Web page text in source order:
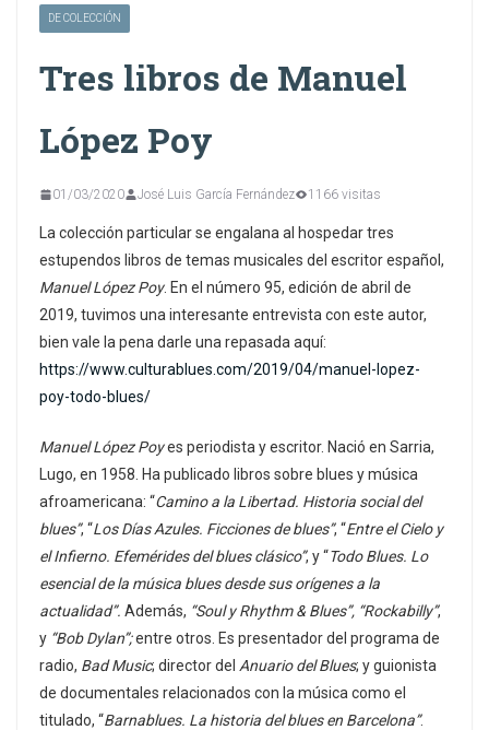
DE COLECCIÓN
Tres libros de Manuel
López Poy
01/03/2020 José Luis García Fernández 1166 visitas
La colección particular se engalana al hospedar tres
estupendos libros de temas musicales del escritor español,
Manuel López Poy. En el número 95, edición de abril de
2019, tuvimos una interesante entrevista con este autor,
bien vale la pena darle una repasada aquí:
https://www.culturablues.com/2019/04/manuel-lopez-
poy-todo-blues/
Manuel López Poyes periodista y escritor. Nació en Sarria,
Lugo, en 1958. Ha publicado libros sobre blues y música
afroamericana: “Camino a la Libertad. Historia social del
blues”, “Los Días Azules. Ficciones de blues”, “Entre el Cielo y
el Infierno. Efemérides del blues clásico”, y “Todo Blues. Lo
esencial de la música blues desde sus orígenes a la
actualidad”. Además, “Soul y Rhythm & Blues”, “Rockabilly”,
y “Bob Dylan”;entre otros. Es presentador del programa de
radio, Bad Music; director del Anuario del Blues; y guionista
de documentales relacionados con la música como el
titulado, “Barnablues. La historia del blues en Barcelona”.